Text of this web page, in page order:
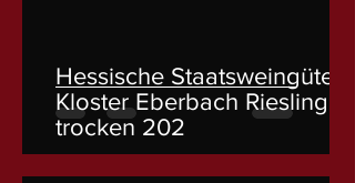
Hessische Staatsweingüter
Kloster Eberbach Riesling
trocken 202